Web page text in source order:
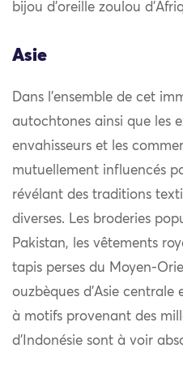
bijou d’oreille zoulou
Asie
Dans l’ensemble de cet
autochtones ainsi que les
envahisseurs et les
mutuellement influencés
révélant des traditions
diverses. Les broderies
Pakistan, les vêtements
tapis perses du Moyen-
ouzbèques d’Asie centrale
à motifs provenant des
d’Indonésie sont à voir